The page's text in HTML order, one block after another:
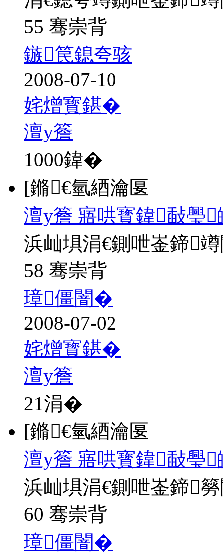
55 骞崇背
鏃笢鎴夸骇
2008-07-10
姹熷寳鍖�
澶у簷
1000鍏�
[鏅€氫綇瀹匽
澶у簷 寤哄寳鍏敮璺
浜屾埧涓€鍘呭崟鍗
58 骞崇背
璋僵闇�
2008-07-02
姹熷寳鍖�
澶у簷
21涓�
[鏅€氫綇瀹匽
澶у簷 寤哄寳鍏敮璺
浜屾埧涓€鍘呭崟鍗
60 骞崇背
璋僵闇�